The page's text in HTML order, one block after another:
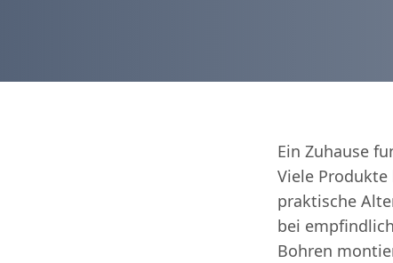
Ein Zuhause
Viele
praktische
bei
Bohren